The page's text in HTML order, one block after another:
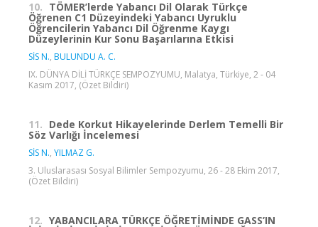
10. TÖMER’lerde Yabancı Dil Olarak Türkçe
Öğrenen C1 Düzeyindeki Yabancı Uyruklu
Öğrencilerin Yabancı Dil Öğrenme Kaygı
Düzeylerinin Kur Sonu Başarılarına Etkisi
SİS N., BULUNDU A. C.
IX. DÜNYA DİLİ TÜRKÇE SEMPOZYUMU, Malatya, Türkiye, 2 - 04
Kasım 2017, (Özet Bildiri)
11. Dede Korkut Hikayelerinde Derlem Temelli Bir
Söz Varlığı İncelemesi
SİS N., YILMAZ G.
3. Uluslarasası Sosyal Bilimler Sempozyumu, 26 - 28 Ekim 2017,
(Özet Bildiri)
12. YABANCILARA TÜRKÇE ÖĞRETİMİNDE GASS’IN